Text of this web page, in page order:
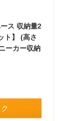
ス 収納量2
ト】 (高さ
ーカー収納